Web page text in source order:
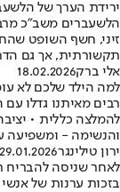
ירידת הערך של
הלשעברים משב"כ
זיני, חשף השופט
תקשורתית, אך גם
אלי ברק18.02.2026
למה הילד שלכם לא
רבים מאיתנו גדלו
להמלצה כללית •
והנשימה - ומשפיעה
ירון טילינגר29.01.2026
לאחר שניסה להבריח
בזכות ערנות של